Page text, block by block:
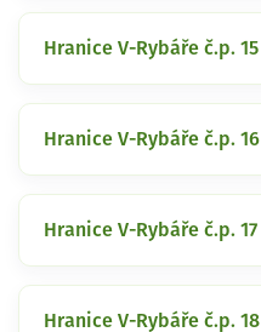
Hranice V-Rybáře č.p. 15
Hranice V-Rybáře č.p. 16
Hranice V-Rybáře č.p. 17
Hranice V-Rybáře č.p. 18